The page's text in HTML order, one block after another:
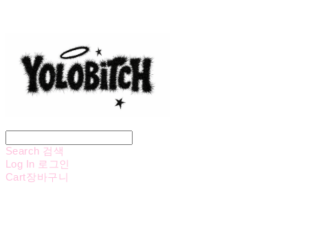
Search 검색
Log In 로그인
Cart장바구니